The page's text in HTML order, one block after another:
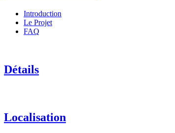
Introduction
Le Projet
FAQ
Détails
Localisation